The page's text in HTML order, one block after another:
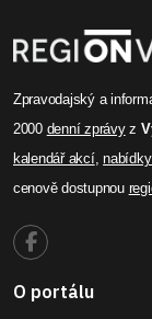
Zpravodajský a
2000 denní zprávyz
kalendář akcí,
cenově dostupnou
O portálu